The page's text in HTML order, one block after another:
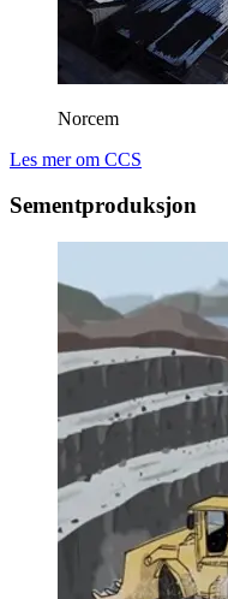
Norcem
Les mer om CCS
Sementproduksjon